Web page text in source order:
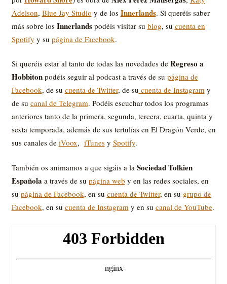
Adelson, Blue Jay Studio y de los Innerlands. Si queréis saber
más sobre los Innerlandspodéis visitar su blog, su cuenta en
Spotify y su página de Facebook.
Si queréis estar al tanto de todas las novedades de Regreso a
Hobbitonpodéis seguir al podcast a través de su página de
Facebook, de su cuenta de Twitter, de su cuenta de Instagramy
de su canal de Telegram. Podéis escuchar todos los programas
anteriores tanto de la primera, segunda, tercera, cuarta, quinta y
sexta temporada, además de sus tertulias en El Dragón Verde, en
sus canales de iVoox, iTunesy Spotify.
También os animamos a que sigáis a la Sociedad Tolkien
Española a través de su página web y en las redes sociales, en
su página de Facebook, en su cuenta de Twitter, en su grupo de
Facebook, en su cuenta de Instagram y en su canal de YouTube.